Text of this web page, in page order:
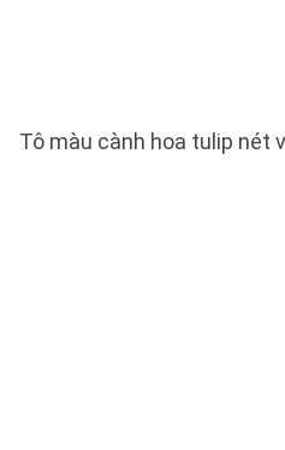
Tô màu cành hoa tulip nét